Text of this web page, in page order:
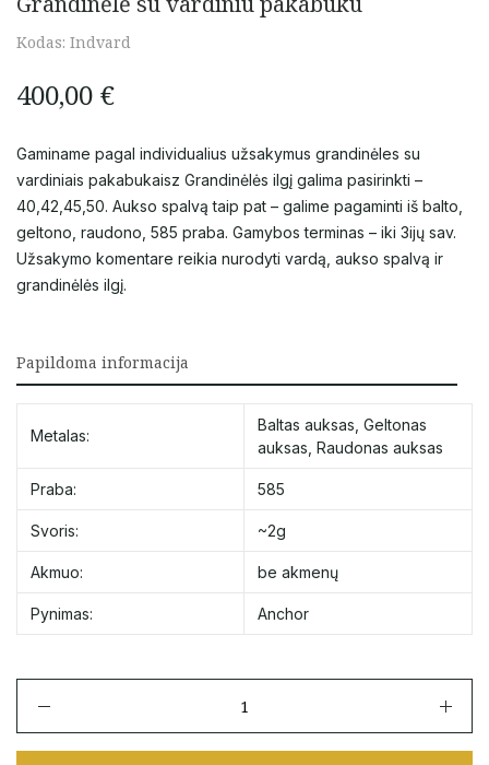
Kodas: Indvard
400,00 €
Gaminame pagal individualius užsakymus grandinėles su
vardiniais pakabukaisz Grandinėlės ilgį galima pasirinkti –
40,42,45,50. Aukso spalvą taip pat – galime pagaminti iš balto,
geltono, raudono, 585 praba. Gamybos terminas – iki 3ijų sav.
Užsakymo komentare reikia nurodyti vardą, aukso spalvą ir
grandinėlės ilgį.
Papildoma informacija
Metalas:
Baltas auksas Geltonas
auksas Raudonas auksas
Praba: 585
Svoris: ~2g
Akmuo: be akmenų
Pynimas: Anchor
Grandinėlė